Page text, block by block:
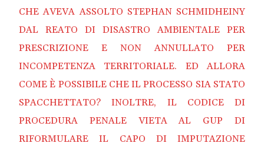
CHE AVEVA ASSOLTO STEPHAN SCHMIDHEINY
DAL REATO DI DISASTRO AMBIENTALE PER
PRESCRIZIONE E NON ANNULLATO PER
INCOMPETENZA TERRITORIALE. ED ALLORA
COME È POSSIBILE CHE IL PROCESSO SIA STATO
SPACCHETTATO? INOLTRE, IL CODICE DI
PROCEDURA PENALE VIETA AL GUP DI
RIFORMULARE IL CAPO DI IMPUTAZIONE